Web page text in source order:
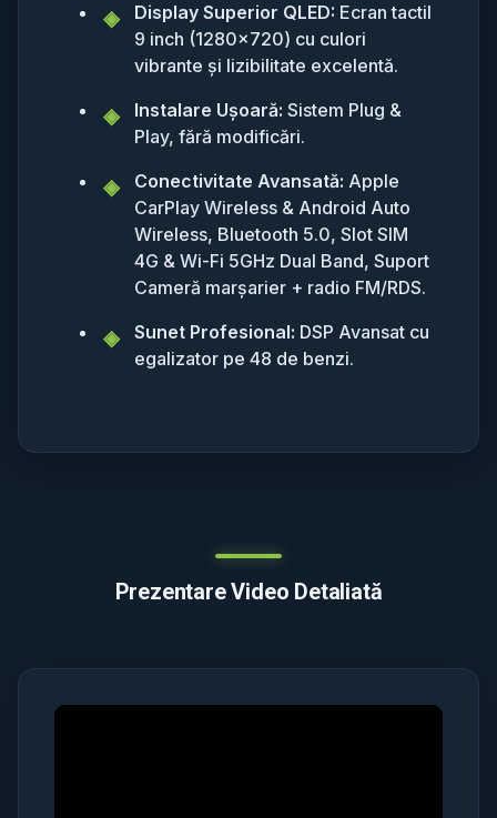
Display Superior QLED: Ecran tactil
9 inch (1280x720) cu culori
vibrante și lizibilitate excelentă.
Instalare Ușoară: Sistem Plug &
Play, fără modificări.
Conectivitate Avansată: Apple
CarPlay Wireless & Android Auto
Wireless, Bluetooth 5.0, Slot SIM
4G & Wi-Fi 5GHz Dual Band, Suport
Cameră marșarier + radio FM/RDS.
Sunet Profesional: DSP Avansat cu
egalizator pe 48 de benzi.
Prezentare Video Detaliată